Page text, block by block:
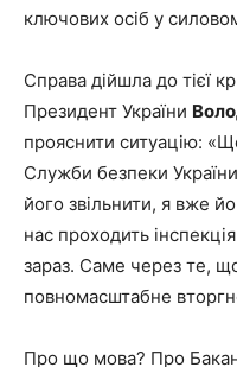
ключових осіб у
Справа дійшла до тієї
Президент України
прояснити ситуацію:
Служби безпеки
його звільнити, я вже
нас проходить
зараз. Саме через те,
повномасштабне
Про що мова? Про